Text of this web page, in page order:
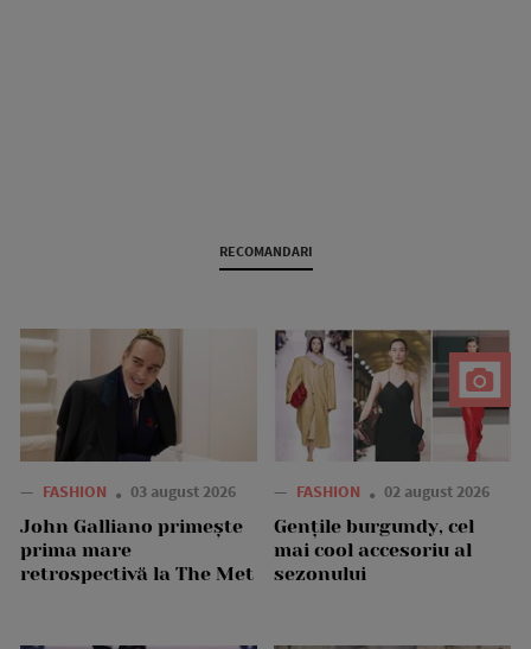
RECOMANDARI
— FASHION 03 august 2026
John Galliano primește
prima mare
retrospectivă la The Met
— FASHION 02 august 2026
Gențile burgundy, cel
mai cool accesoriu al
sezonului